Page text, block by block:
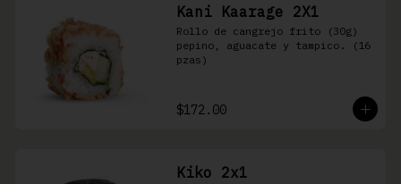
Kani Kaarage 2X1
Rollo de cangrejo frito (30g)
pepino, aguacate y tampico. (16
pzas)
$172.00
Kiko 2x1